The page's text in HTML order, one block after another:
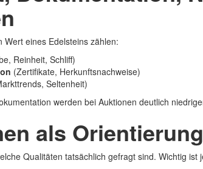
Wert eines Edelsteins zählen:
Reinheit, Schliff)
(Zertifikate, Herkunftsnachweise)
Seltenheit)
werden bei Auktionen deutlich
als
Qualitäten tatsächlich gefragt sind. Wichtig ist